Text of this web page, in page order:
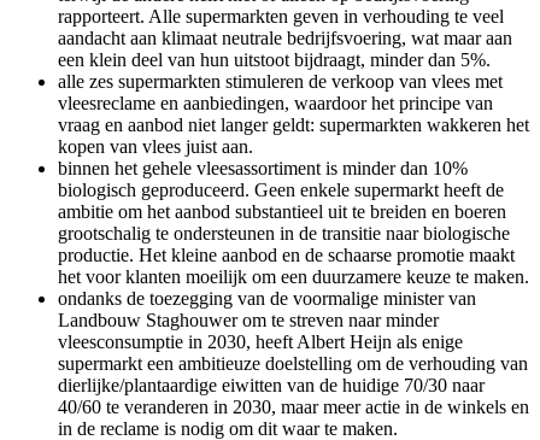
rapporteert. Alle supermarkten geven in verhouding te veel
aandacht aan klimaat neutrale bedrijfsvoering, wat maar aan
een klein deel van hun uitstoot bijdraagt, minder dan 5%.
alle zes supermarkten stimuleren de verkoop van vlees met
vleesreclame en aanbiedingen, waardoor het principe van
vraag en aanbod niet langer geldt: supermarkten wakkeren het
kopen van vlees juist aan.
binnen het gehele vleesassortiment is minder dan 10%
biologisch geproduceerd. Geen enkele supermarkt heeft de
ambitie om het aanbod substantieel uit te breiden en boeren
grootschalig te ondersteunen in de transitie naar biologische
productie. Het kleine aanbod en de schaarse promotie maakt
het voor klanten moeilijk om een duurzamere keuze te maken.
ondanks de toezegging van de voormalige minister van
Landbouw Staghouwer om te streven naar minder
vleesconsumptie in 2030, heeft Albert Heijn als enige
supermarkt een ambitieuze doelstelling om de verhouding van
dierlijke/plantaardige eiwitten van de huidige 70/30 naar
40/60 te veranderen in 2030, maar meer actie in de winkels en
in de reclame is nodig om dit waar te maken.